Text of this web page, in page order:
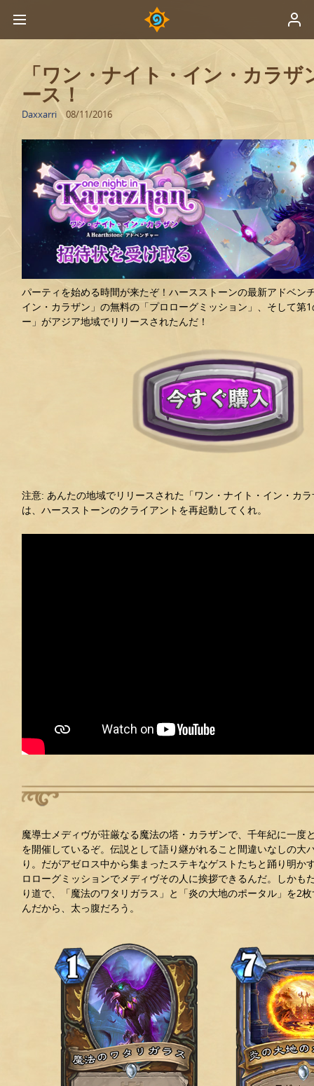
「ワン・ナイト・イン・カラザ
ース！
Daxxarri 08/11/2016
パーティを始める時間が来たぞ！ハースストーンの最新アドベン
イン・カラザン」の無料の「プロローグミッション」、そして第
ー」がアジア地域でリリースされたんだ！
注意: あんたの地域でリリースされた「ワン・ナイト・イン・カ
は、ハースストーンのクライアントを再起動してくれ。
魔導士メディヴが荘厳なる魔法の塔・カラザンで、千年紀に一度
を開催しているぞ。伝説として語り継がれること間違いなしの大
り。だがアゼロス中から集まったステキなゲストたちと踊り明か
ロローグミッションでメディヴその人に挨拶できるんだ。しかも
り道で、「魔法のワタリガラス」と「炎の大地のポータル」を2
んだから、太っ腹だろう。